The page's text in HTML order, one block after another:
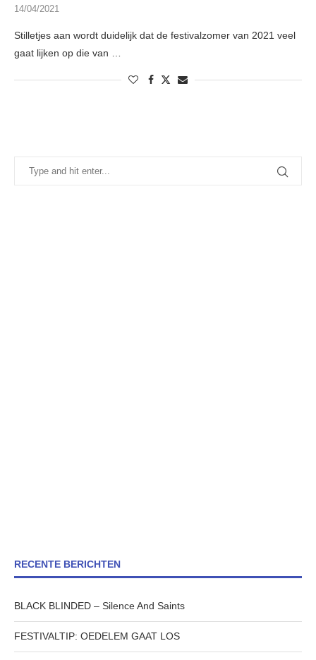
14/04/2021
Stilletjes aan wordt duidelijk dat de festivalzomer van 2021 veel
gaat lijken op die van …
RECENTE BERICHTEN
BLACK BLINDED – Silence And Saints
FESTIVALTIP: OEDELEM GAAT LOS